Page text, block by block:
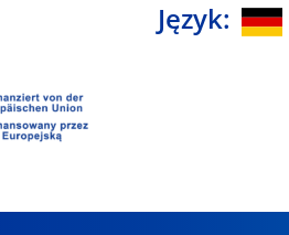
Język: